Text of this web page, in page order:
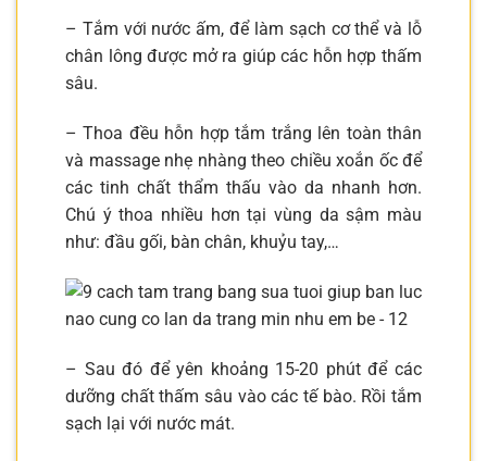
– Tắm với nước ấm, để làm sạch cơ thể và lỗ
chân lông được mở ra giúp các hỗn hợp thấm
sâu.
– Thoa đều hỗn hợp tắm trắng lên toàn thân
và massage nhẹ nhàng theo chiều xoắn ốc để
các tinh chất thẩm thấu vào da nhanh hơn.
Chú ý thoa nhiều hơn tại vùng da sậm màu
như: đầu gối, bàn chân, khuỷu tay,…
– Sau đó để yên khoảng 15-20 phút để các
dưỡng chất thấm sâu vào các tế bào. Rồi tắm
sạch lại với nước mát.